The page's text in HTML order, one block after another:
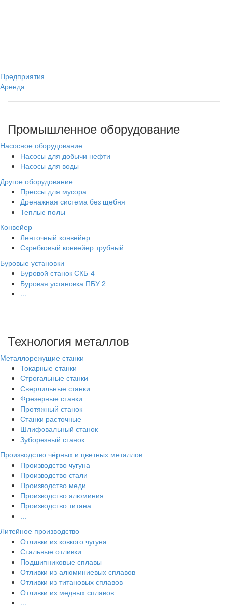
Предприятия
Аренда
Промышленное оборудование
Насосное оборудование
Насосы для добычи нефти
Насосы для воды
Другое оборудование
Прессы для мусора
Дренажная система без щебня
Теплые полы
Конвейер
Ленточный конвейер
Скребковый конвейер трубный
Буровые установки
Буровой станок СКБ-4
Буровая установка ПБУ 2
...
Технология металлов
Металлорежущие станки
Токарные станки
Строгальные станки
Сверлильные станки
Фрезерные станки
Протяжный станок
Станки расточные
Шлифовальный станок
Зуборезный станок
Производство чёрных и цветных металлов
Производство чугуна
Производство стали
Производство меди
Производство алюминия
Производство титана
...
Литейное производство
Отливки из ковкого чугуна
Стальные отливки
Подшипниковые сплавы
Отливки из алюминиевых сплавов
Отливки из титановых сплавов
Отливки из медных сплавов
...